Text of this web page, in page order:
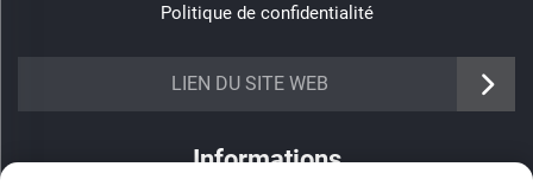
Politique de confidentialité
LIEN DU SITE WEB
https://www.jinenplastic.com/service
Informations